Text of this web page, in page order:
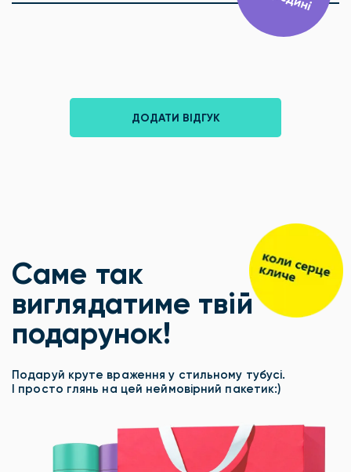
ДОДАТИ ВІДГУК
Саме так
виглядатиме твій
подарунок!
Подаруй круте враження у стильному тубусі.
І просто глянь на цей неймовірний пакетик:)